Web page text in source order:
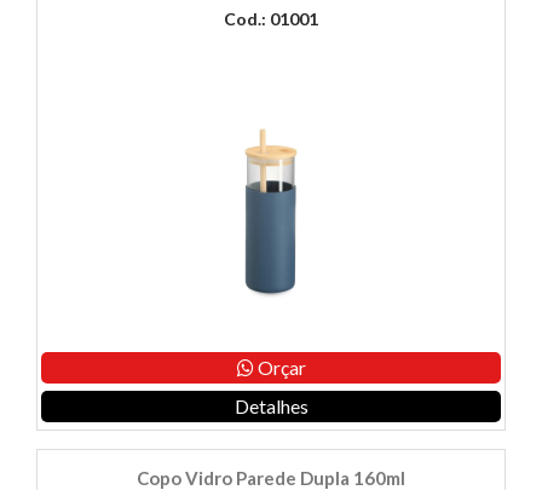
Cod.: 01001
Orçar
Detalhes
Copo Vidro Parede Dupla 160ml